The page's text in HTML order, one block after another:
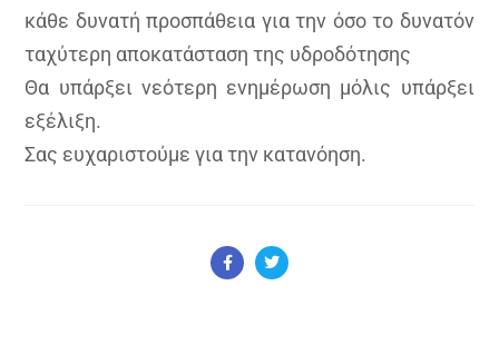
κάθε δυνατή προσπάθεια για την όσο το δυνατόν
ταχύτερη αποκατάσταση της υδροδότησης
Θα υπάρξει νεότερη ενημέρωση μόλις υπάρξει
εξέλιξη.
Σας ευχαριστούμε για την κατανόηση.